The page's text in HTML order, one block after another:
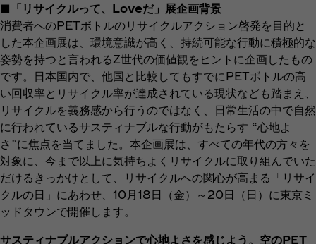
■ 「リサイクルって、Loveだ」展企画背景
消費者へのPETボトルのリサイクルアクション啓発を目的と
した本企画展は、環境意識が高く、持続可能な行動に積極的な
姿勢を持つと言われるZ世代の価値観をヒントに企画したもの
です。日本国内で、他国と比較してもすでにPETボトルの高
い回収率とリサイクル率が達成されている現状なども踏まえ、
リサイクルを義務感から行うのではなく、日常生活の中で自然
に行われているサスティナブルな行動がもたらす “心地よ
さ”に焦点を当てました。本企画展は、すべての年代の方々を
対象に、今まで以上に気持ちよくリサイクルに取り組んでいた
だけるきっかけとして、リサイクルへの関心が高まる「リサイ
クルの日」にあわせ、10月18日（金）～20日（日）に東京ミ
ッドタウンで開催します。
サスティナブルアクションで心地よさを感じよう。空のPET